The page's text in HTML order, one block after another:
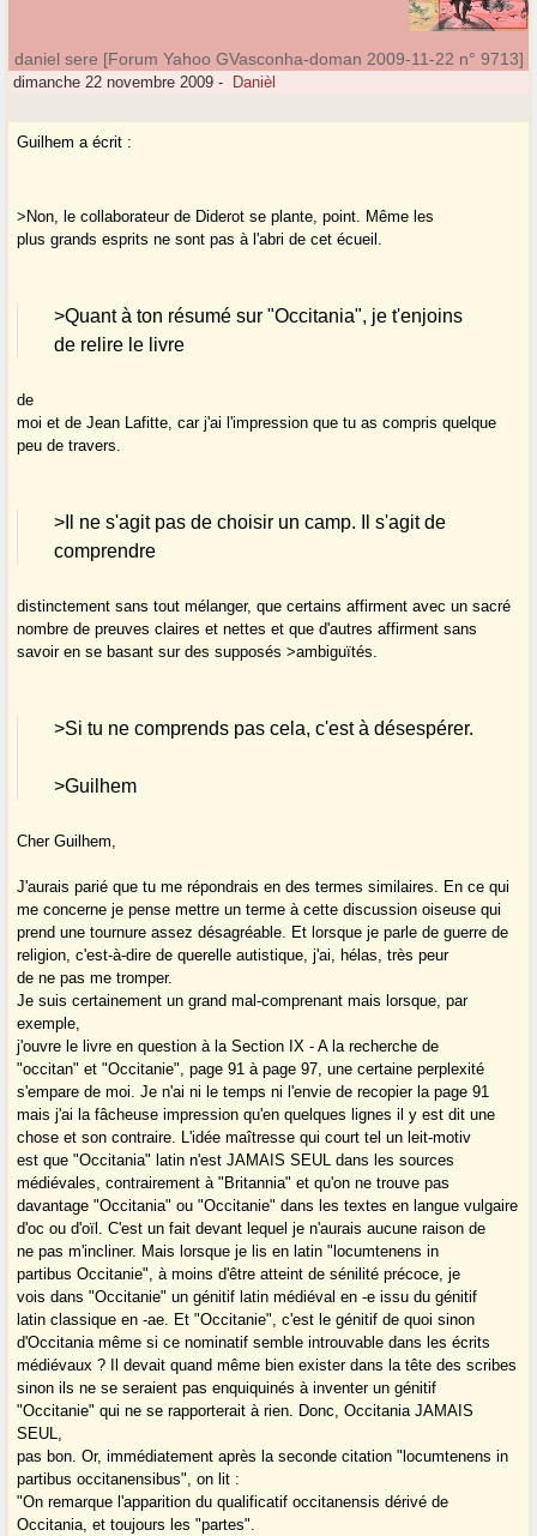
daniel sere [Forum Yahoo GVasconha-doman 2009-11-22 n° 9713]
dimanche 22 novembre 2009 - Danièl
Guilhem a écrit :
>Non, le collaborateur de Diderot se plante, point. Même les
plus grands esprits ne sont pas à l'abri de cet écueil.
>Quant à ton résumé sur "Occitania", je t'enjoins
de relire le livre
de
moi et de Jean Lafitte, car j'ai l'impression que tu as compris quelque
peu de travers.
>Il ne s'agit pas de choisir un camp. Il s'agit de
comprendre
distinctement sans tout mélanger, que certains affirment avec un sacré
nombre de preuves claires et nettes et que d'autres affirment sans
savoir en se basant sur des supposés >ambiguïtés.
>Si tu ne comprends pas cela, c'est à désespérer.
>Guilhem
Cher Guilhem,
J'aurais parié que tu me répondrais en des termes similaires. En ce qui
me concerne je pense mettre un terme à cette discussion oiseuse qui
prend une tournure assez désagréable. Et lorsque je parle de guerre de
religion, c'est-à-dire de querelle autistique, j'ai, hélas, très peur
de ne pas me tromper.
Je suis certainement un grand mal-comprenant mais lorsque, par
exemple,
j'ouvre le livre en question à la Section IX - A la recherche de
"occitan" et "Occitanie", page 91 à page 97, une certaine perplexité
s'empare de moi. Je n'ai ni le temps ni l'envie de recopier la page 91
mais j'ai la fâcheuse impression qu'en quelques lignes il y est dit une
chose et son contraire. L'idée maîtresse qui court tel un leit-motiv
est que "Occitania" latin n'est JAMAIS SEUL dans les sources
médiévales, contrairement à "Britannia" et qu'on ne trouve pas
davantage "Occitania" ou "Occitanie" dans les textes en langue vulgaire
d'oc ou d'oïl. C'est un fait devant lequel je n'aurais aucune raison de
ne pas m'incliner. Mais lorsque je lis en latin "locumtenens in
partibus Occitanie", à moins d'être atteint de sénilité précoce, je
vois dans "Occitanie" un génitif latin médiéval en -e issu du génitif
latin classique en -ae. Et "Occitanie", c'est le génitif de quoi sinon
d'Occitania même si ce nominatif semble introuvable dans les écrits
médiévaux ? Il devait quand même bien exister dans la tête des scribes
sinon ils ne se seraient pas enquiquinés à inventer un génitif
"Occitanie" qui ne se rapporterait à rien. Donc, Occitania JAMAIS
SEUL,
pas bon. Or, immédiatement après la seconde citation "locumtenens in
partibus occitanensibus", on lit :
"On remarque l'apparition du qualificatif occitanensis dérivé de
Occitania, et toujours les "partes".